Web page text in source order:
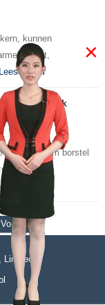
kunnen
slot,
Lees verder
ik ben eerlijk
politie stroom borstel
zuur.
Volgende
×